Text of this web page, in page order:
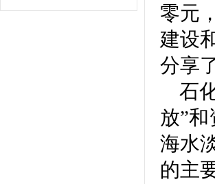
零元
建设
分享
石
放”
海水
的主